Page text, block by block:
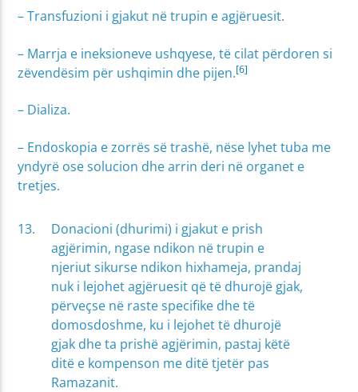
– Transfuzioni i gjakut në trupin e agjëruesit.
– Marrja e ineksioneve ushqyese, të cilat përdoren si
zëvendësim për ushqimin dhe pijen.[6]
– Dializa.
– Endoskopia e zorrës së trashë, nëse lyhet tuba me
yndyrë ose solucion dhe arrin deri në organet e
tretjes.
Donacioni (dhurimi) i gjakut e prish
agjërimin, ngase ndikon në trupin e
njeriut sikurse ndikon hixhameja, prandaj
nuk i lejohet agjëruesit që të dhurojë gjak,
përveçse në raste specifike dhe të
domosdoshme, ku i lejohet të dhurojë
gjak dhe ta prishë agjërimin, pastaj këtë
ditë e kompenson me ditë tjetër pas
Ramazanit.